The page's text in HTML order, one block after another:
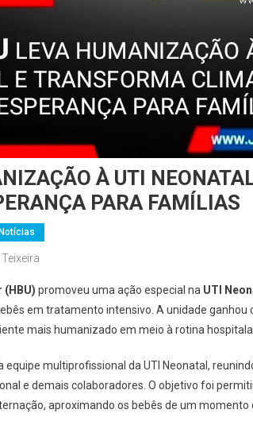
À UTI
PARA FAMÍLIAS
(HBU) promoveu uma ação especial na UTI
em tratamento intensivo. A unidade ganhou
mais humanizado em meio à rotina
equipe multiprofissional da UTI Neonatal,
e demais colaboradores. O objetivo foi
aproximando os bebês de um momento